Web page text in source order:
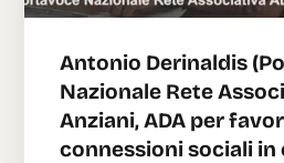
Antonio Derinaldis
Nazionale Rete
Anziani, ADA per
connessioni sociali in